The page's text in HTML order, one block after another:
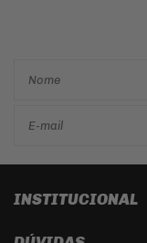
INSTITUCIONAL